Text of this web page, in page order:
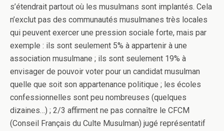
s’étendrait partout où les musulmans sont implantés. Cela
n’exclut pas des communautés musulmanes très locales
qui peuvent exercer une pression sociale forte, mais par
exemple : ils sont seulement 5% à appartenir à une
association musulmane ; ils sont seulement 19% à
envisager de pouvoir voter pour un candidat musulman
quelle que soit son appartenance politique ; les écoles
confessionnelles sont peu nombreuses (quelques
dizaines…) ; 2/3 affirment ne pas connaître le CFCM
(Conseil Français du Culte Musulman) jugé représentatif